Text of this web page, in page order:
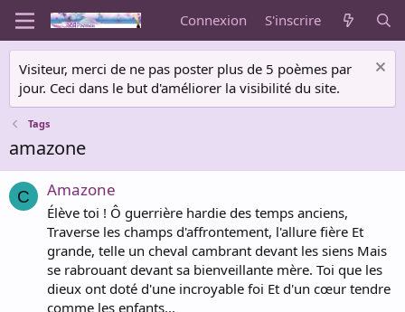
Connexion S'inscrire
Visiteur, merci de ne pas poster plus de 5 poèmes par
jour. Ceci dans le but d'améliorer la visibilité du site.
Tags
amazone
C Amazone
Élève toi ! Ô guerrière hardie des temps anciens,
Traverse les champs d'affrontement, l'allure fière Et
grande, telle un cheval cambrant devant les siens Mais
se rabrouant devant sa bienveillante mère. Toi que les
dieux ont doté d'une incroyable foi Et d'un cœur tendre
comme les enfants...